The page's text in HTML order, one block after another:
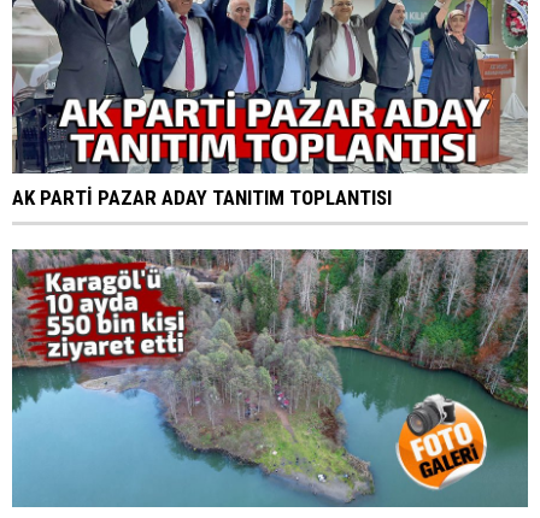
AK PARTİ PAZAR ADAY TANITIM TOPLANTISI